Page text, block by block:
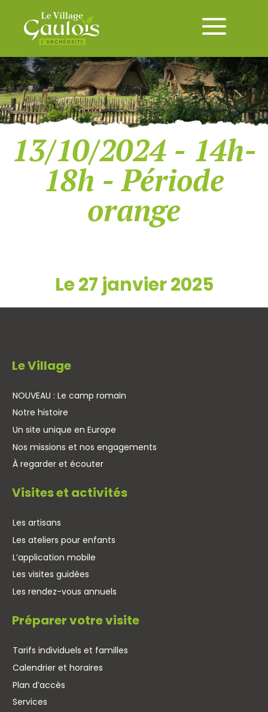
13/10/2024 - 14h-
18h - Période
orange
Le 27 janvier 2025
Le Village
NOUVEAU : Le camp romain
Notre histoire
Un site unique en Europe
Nos missions et nos engagements
À regarder et écouter
Visites et activités
Les artisans
Les ateliers pour enfants
L’application mobile
Les visites guidées
Les rendez-vous annuels
Préparer votre visite
Tarifs individuels et familles
Calendrier et horaires
Plan d’accès
Services